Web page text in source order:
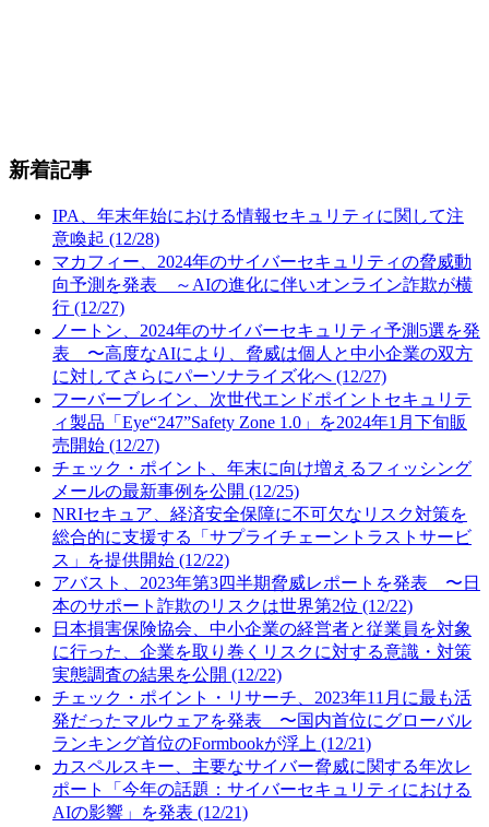
新着記事
IPA、年末年始における情報セキュリティに関して注
意喚起 (12/28)
マカフィー、2024年のサイバーセキュリティの脅威動
向予測を発表 ～AIの進化に伴いオンライン詐欺が横
行 (12/27)
ノートン、2024年のサイバーセキュリティ予測5選を発
表 〜高度なAIにより、脅威は個人と中小企業の双方
に対してさらにパーソナライズ化へ (12/27)
フーバーブレイン、次世代エンドポイントセキュリテ
ィ製品「Eye“247”Safety Zone 1.0」を2024年1月下旬販
売開始 (12/27)
チェック・ポイント、年末に向け増えるフィッシング
メールの最新事例を公開 (12/25)
NRIセキュア、経済安全保障に不可欠なリスク対策を
総合的に支援する「サプライチェーントラストサービ
ス」を提供開始 (12/22)
アバスト、2023年第3四半期脅威レポートを発表 〜日
本のサポート詐欺のリスクは世界第2位 (12/22)
日本損害保険協会、中小企業の経営者と従業員を対象
に行った、企業を取り巻くリスクに対する意識・対策
実態調査の結果を公開 (12/22)
チェック・ポイント・リサーチ、2023年11月に最も活
発だったマルウェアを発表 〜国内首位にグローバル
ランキング首位のFormbookが浮上 (12/21)
カスペルスキー、主要なサイバー脅威に関する年次レ
ポート「今年の話題：サイバーセキュリティにおける
AIの影響」を発表 (12/21)